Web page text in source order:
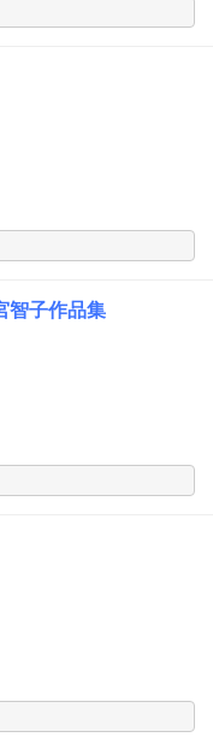
子作品集